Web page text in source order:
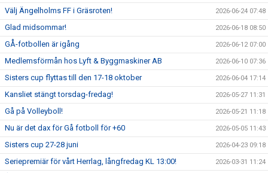
Välj Ängelholms FF i Gräsroten! 2026-06-24 07:48
Glad midsommar! 2026-06-18 08:50
GÅ-fotbollen är igång 2026-06-12 07:00
Medlemsförmån hos Lyft & Byggmaskiner AB 2026-06-10 07:36
Sisters cup flyttas till den 17-18 oktober 2026-06-04 17:14
Kansliet stängt torsdag-fredag! 2026-05-27 11:31
Gå på Volleyboll! 2026-05-21 11:18
Nu är det dax för Gå fotboll för +60 2026-05-05 11:43
Sisters cup 27-28 juni 2026-04-23 09:18
Seriepremiär för vårt Herrlag, långfredag KL 13:00! 2026-03-31 11:24